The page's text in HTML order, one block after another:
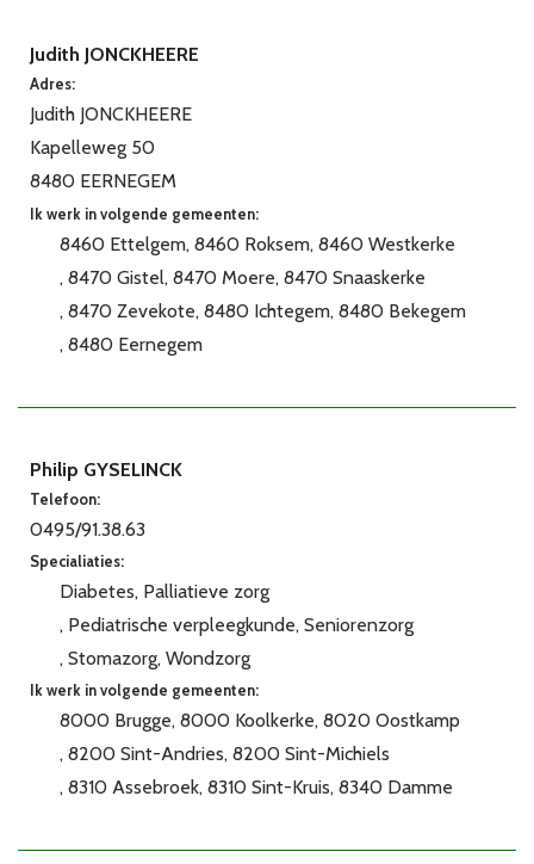
Judith JONCKHEERE
Adres:
Judith JONCKHEERE
Kapelleweg 50
8480 EERNEGEM
Ik werk in volgende gemeenten:
8460 Ettelgem 8460 Roksem 8460 Westkerke
8470 Gistel 8470 Moere 8470 Snaaskerke
8470 Zevekote 8480 Ichtegem 8480 Bekegem
8480 Eernegem
Philip GYSELINCK
Telefoon:
0495/91.38.63
Specialiaties:
Diabetes Palliatieve zorg
Pediatrische verpleegkunde Seniorenzorg
Stomazorg Wondzorg
Ik werk in volgende gemeenten:
8000 Brugge 8000 Koolkerke 8020 Oostkamp
8200 Sint-Andries 8200 Sint-Michiels
8310 Assebroek 8310 Sint-Kruis 8340 Damme